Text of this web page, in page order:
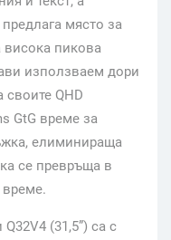
място за
пикова
използваем дори
QHD
GtG време за
елиминираща
се превръща в
време.
Q32V4 (31,5”) са с